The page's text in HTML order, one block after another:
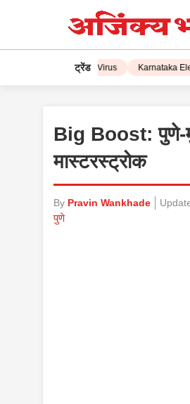
ट्रेंड
Corona Virus Karnataka
Big Boost: पुणे-
मास्टरस्ट्रोक
By Pravin Wankhade
पुणे